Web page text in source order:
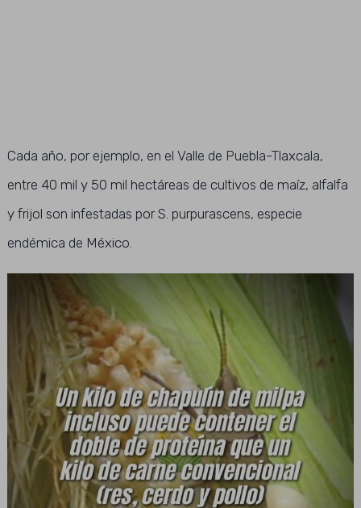
Cada año, por ejemplo, en el Valle de Puebla-Tlaxcala,
entre 40 mil y 50 mil hectáreas de cultivos de maíz, alfalfa
y frijol son infestadas por S. purpurascens, especie
endémica de México.